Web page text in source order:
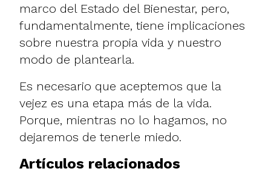
marco del Estado del Bienestar, pero,
fundamentalmente, tiene implicaciones
sobre nuestra propia vida y nuestro
modo de plantearla.
Es necesario que aceptemos que la
vejez es una etapa más de la vida.
Porque, mientras no lo hagamos, no
dejaremos de tenerle miedo.
Artículos relacionados